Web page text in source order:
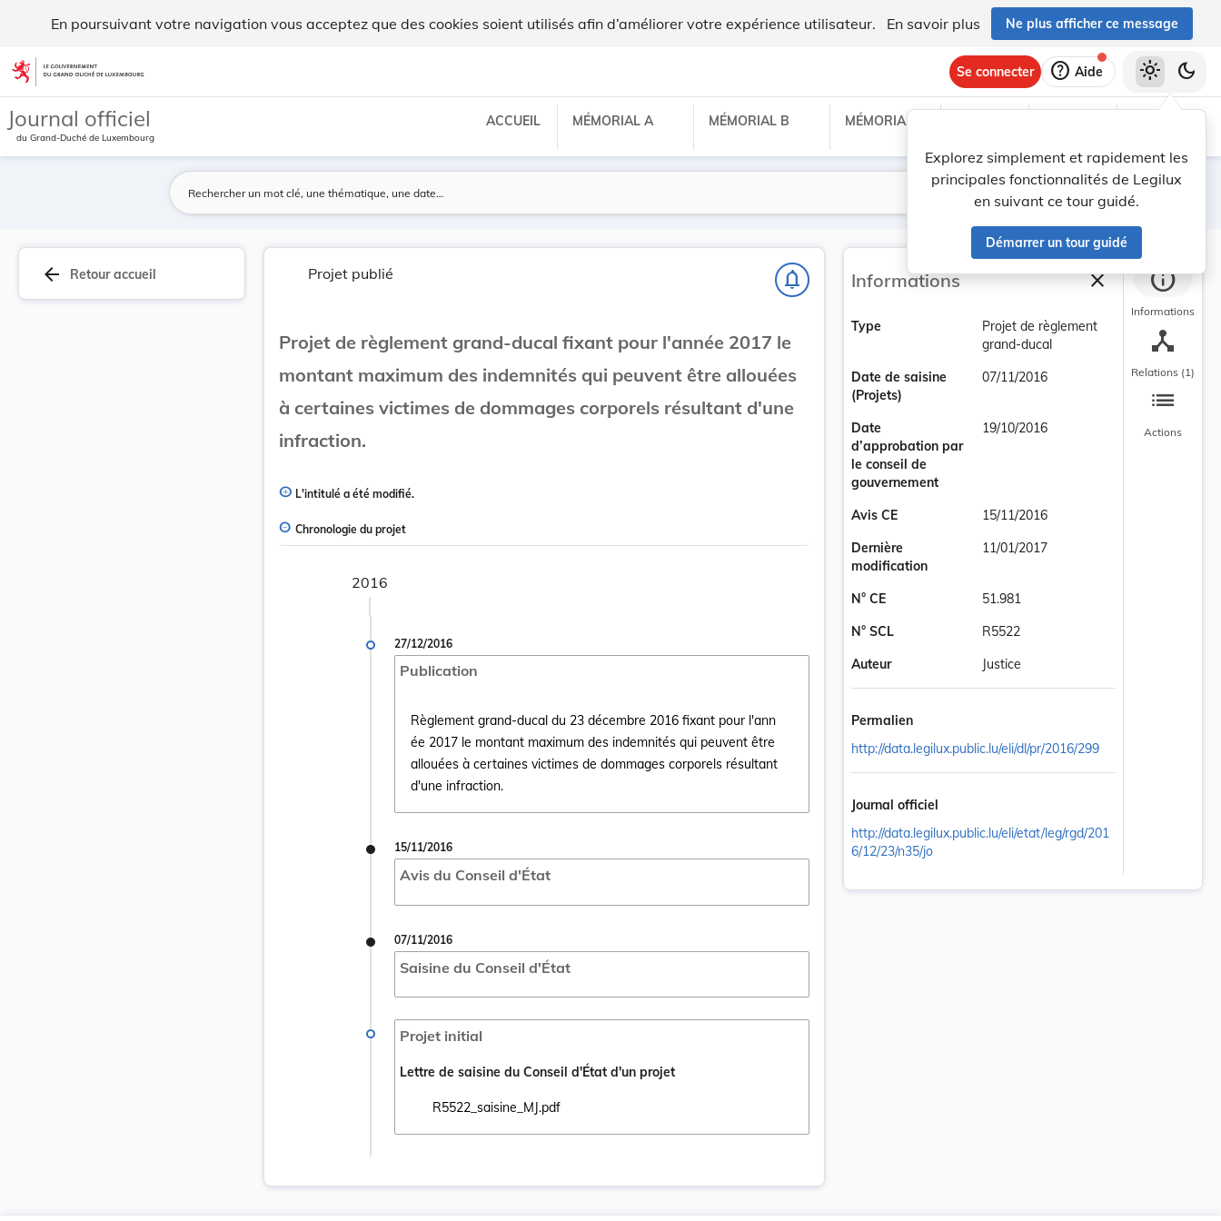
En poursuivant votre navigation vous acceptez que des cookies soient utilisés afin d’améliorer votre expérience utilisateur. En savoir plus Ne plus afficher ce message
Aller au contenu
Se connecter help Aide
Explorez simplement et rapidement les
principales fonctionnalités de Legilux
en suivant ce tour guidé.
Démarrer un tour guidé
light_mode dark_mode
Journal officiel
du Grand-Duché de Luxembourg
ACCUEIL MÉMORIAL A MÉMORIAL B MÉMORIAL C
Lancer la recherche
Filtres
arrow_back Retour accueil Projet publié notifications_none
Projet de règlement grand-ducal fixant pour l'année 2017 le
montant maximum des indemnités qui peuvent être allouées
à certaines victimes de dommages corporels résultant d'une
infraction.
L'intitulé a été modifié.
Chronologie du projet
2016
27/12/2016
Publication
Règlement grand-ducal du 23 décembre 2016 fixant pour l'ann
ée 2017 le montant maximum des indemnités qui peuvent être
allouées à certaines victimes de dommages corporels résultant
d'une infraction.
Ouvrir le document Règlement grand-ducal du 23 décembre 2016 fixant pour l'année 2017 le montant maximum des indemnités qui
15/11/2016
Avis du Conseil d'État
07/11/2016
Saisine du Conseil d'État
Projet initial
Lettre de saisine du Conseil d'État d'un projet
R5522_saisine_MJ.pdf
Ouvrir le document R5522_saisine_MJ.pdf dans un nouvel onglet
Informations closeFermer la barre
Type
Projet de règlement
grand-ducal
Date de saisine
(Projets)
07/11/2016
Date
d’approbation par
le conseil de
gouvernement
19/10/2016
Avis CE
15/11/2016
Dernière
modification
11/01/2017
N° CE
51.981
N° SCL
R5522
Auteur
Justice
Permalien
http://data.legilux.public.lu/eli/dl/pr/2016/299
Journal officiel
http://data.legilux.public.lu/eli/etat/leg/rgd/201
6/12/23/n35/jo
info
Informations
device_hub
Relations (1)
list
Actions